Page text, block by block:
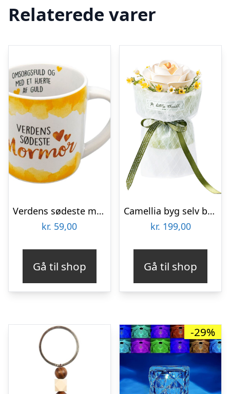
Relaterede varer
Verdens sødeste mormor krus
kr. 59,00
Gå til shop
Camellia byg selv blomst Rokrâ¢ (AF011)
kr. 199,00
Gå til shop
-29%